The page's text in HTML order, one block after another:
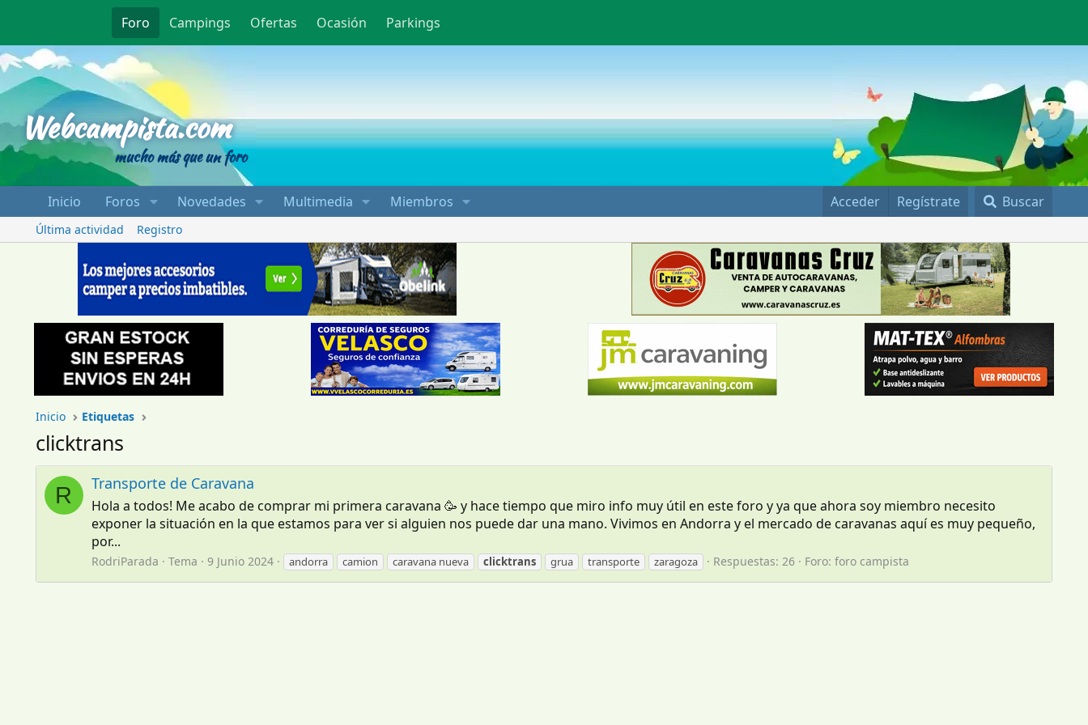
Foro Campings Ofertas Ocasión Parkings
Webcampista.com
mucho más que un foro
Inicio Foros Novedades Multimedia Miembros Acceder Regístrate Buscar
Última actividad Registro
Inicio Etiquetas
clicktrans
R Transporte de Caravana
Hola a todos! Me acabo de comprar mi primera caravana 🥳 y hace tiempo que miro info muy útil en este foro y ya que ahora soy miembro necesito
exponer la situación en la que estamos para ver si alguien nos puede dar una mano. Vivimos en Andorra y el mercado de caravanas aquí es muy pequeño,
por...
RodriParada Tema 9 Junio 2024 andorra camion caravana nueva clicktrans grua transporte zaragoza Respuestas: 26 Foro: foro campista